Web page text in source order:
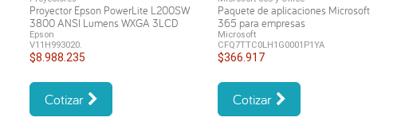
Proyector Epson PowerLite L200SW
3800 ANSI Lumens WXGA 3LCD
Epson
V11H993020.
$8.988.235
Cotizar
Paquete de aplicaciones Microsoft
365 para empresas
Microsoft
CFQ7TTC0LH1G0001P1YA
$366.917
Cotizar